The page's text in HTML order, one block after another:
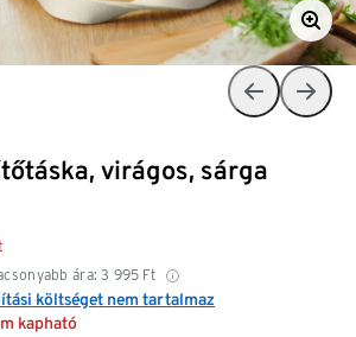
virágos, sárga
ára: 3 995 Ft
költséget nem tartalmaz
kapható